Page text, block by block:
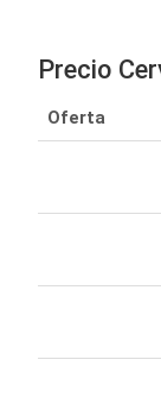
Precio
Oferta